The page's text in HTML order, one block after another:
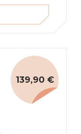
139,90 €